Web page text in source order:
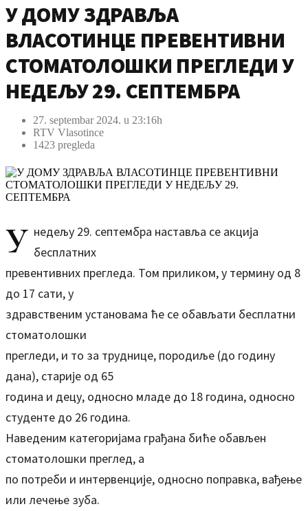
У ДОМУ ЗДРАВЉА
ВЛАСОТИНЦЕ ПРЕВЕНТИВНИ
СТОМАТОЛОШКИ ПРЕГЛЕДИ У
НЕДЕЉУ 29. СЕПТЕМБРА
27. septembar 2024. u 23:16h
RTV Vlasotince
1423 pregleda
У недељу 29. септембра наставља се акција
бесплатних
превентивних прегледа. Том приликом, у термину од 8
до 17 сати, у
здравственим установама ће се обављати бесплатни
стоматолошки
прегледи, и то за труднице, породиље (до годину
дана), старије од 65
година и децу, односно младе до 18 година, односно
студенте до 26 година.
Наведеним категоријама грађана биће обављен
стоматолошки преглед, а
по потреби и интервенције, односно поправка, вађење
или лечење зуба.